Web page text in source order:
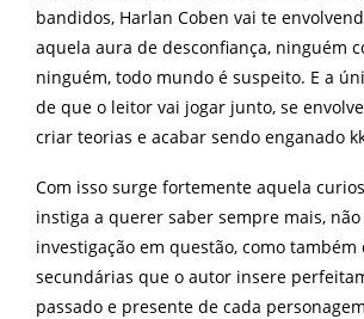
bandidos, Harlan Coben vai te
aquela aura de desconfiança, ninguém
ninguém, todo mundo é suspeito. E a
de que o leitor vai jogar junto, se
criar teorias e acabar sendo enganado
Com isso surge fortemente aquela
instiga a querer saber sempre mais,
investigação em questão, como também
secundárias que o autor insere
passado e presente de cada